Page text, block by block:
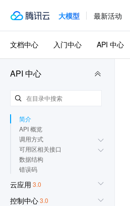
大模型 最新活动
API 中心
渠道合作伙伴 3.0
ONE
数据安全审计
专属可用区3.0
简介
API 概览
调用方式
可用区相关接口
数据结构
错误码
云应用 3.0
控制中心3.0
文档中心 入门中心 API 中心